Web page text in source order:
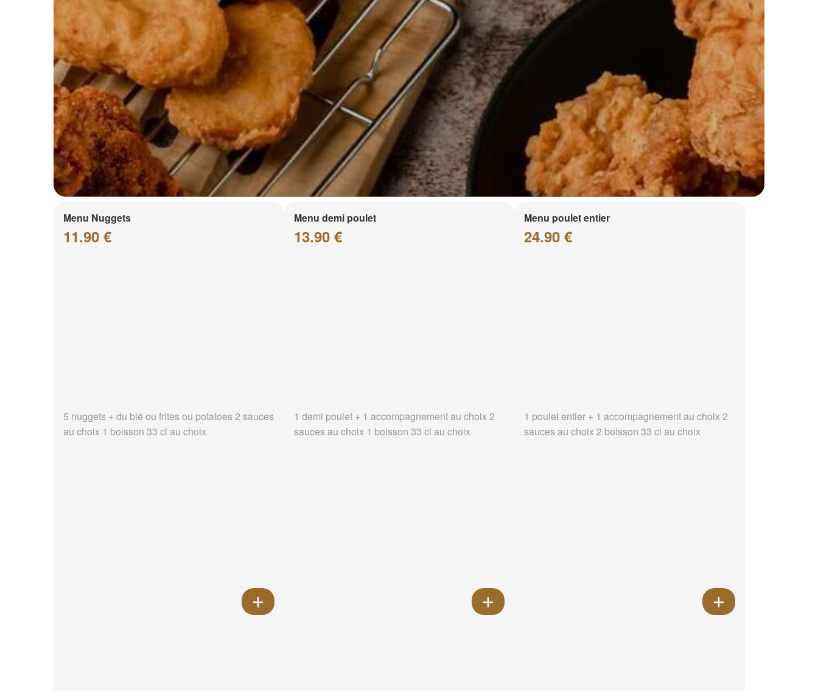
Menu Nuggets
11.90 €
5 nuggets + du blé ou frites ou potatoes 2 sauces
au choix 1 boisson 33 cl au choix
Menu demi poulet
13.90 €
1 demi poulet + 1 accompagnement au choix 2
sauces au choix 1 boisson 33 cl au choix
Menu poulet entier
24.90 €
1 poulet entier + 1 accompagnement au choix 2
sauces au choix 2 boisson 33 cl au choix